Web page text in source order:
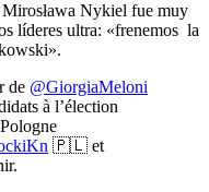
Nykiel fue muy
líderes ultra: «frenemos la
de @GiorgiaMeloni
à l’élection
🇵🇱 et